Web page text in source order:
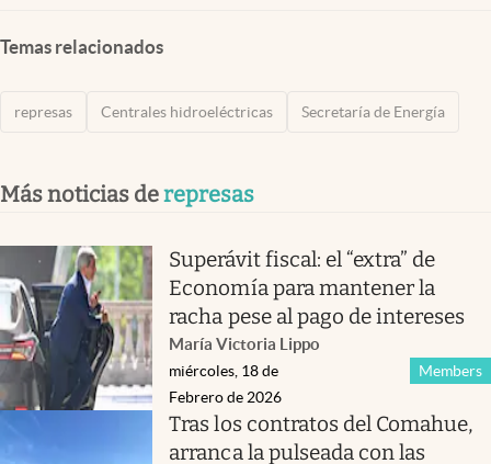
Temas relacionados
represas Centrales hidroeléctricas Secretaría de Energía
Más noticias derepresas
Superávit fiscal: el “extra” de
Economía para mantener la
racha pese al pago de intereses
María Victoria Lippo
Members
miércoles, 18 de
Febrero de 2026
Tras los contratos del Comahue,
arranca la pulseada con las